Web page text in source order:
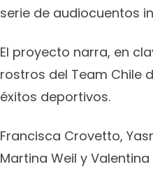
serie de audiocuentos
El proyecto narra, en
rostros del Team Chile
éxitos deportivos.
Francisca Crovetto,
Martina Weil y